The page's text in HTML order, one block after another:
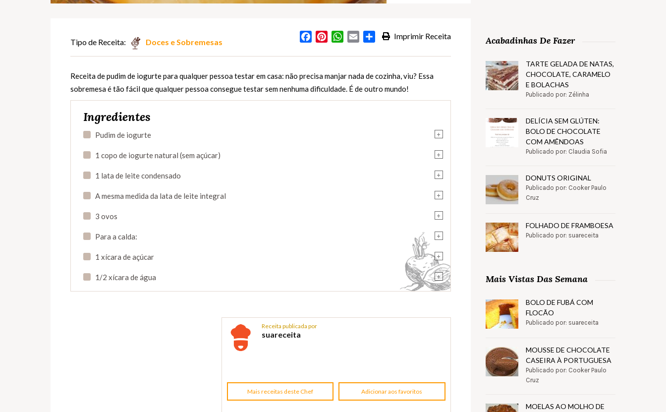
Imprimir Receita
FacebookPinterestWhatsApp
Email Partilhar
Tipo de Receita: Doces e Sobremesas
Receita de pudim de iogurte para qualquer pessoa testar em casa: não precisa manjar nada de cozinha, viu? Essa
sobremesa é tão fácil que qualquer pessoa consegue testar sem nenhuma dificuldade. É de outro mundo!
Ingredientes
+
Pudim de iogurte
+
1 copo de iogurte natural (sem açúcar)
+
1 lata de leite condensado
+
A mesma medida da lata de leite integral
+
3 ovos
+
Para a calda:
+
1 xícara de açúcar
+
1/2 xícara de água
Receita publicada por
suareceita
Mais receitas deste Chef Adicionar aos favoritos
Acabadinhas De Fazer
TARTE GELADA DE NATAS,
CHOCOLATE, CARAMELO
E BOLACHAS
Publicado por: Zélinha
DELÍCIA SEM GLÚTEN:
BOLO DE CHOCOLATE
COM AMÊNDOAS
Publicado por: Claudia Sofia
DONUTS ORIGINAL
Publicado por: Cooker Paulo
Cruz
FOLHADO DE FRAMBOESA
Publicado por: suareceita
Mais Vistas Das Semana
BOLO DE FUBÁ COM
FLOCÃO
Publicado por: suareceita
MOUSSE DE CHOCOLATE
CASEIRA À PORTUGUESA
Publicado por: Cooker Paulo
Cruz
MOELAS AO MOLHO DE